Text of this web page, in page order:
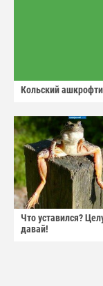
Кольский
Что уставился?
давай!